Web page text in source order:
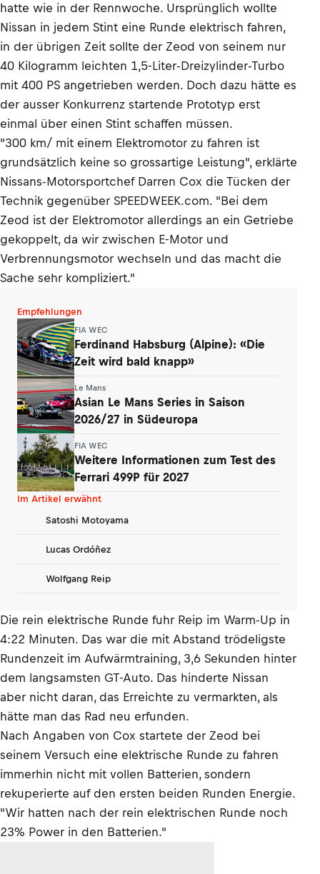
hatte wie in der Rennwoche. Ursprünglich wollte
Nissan in jedem Stint eine Runde elektrisch fahren,
in der übrigen Zeit sollte der Zeod von seinem nur
40 Kilogramm leichten 1,5-Liter-Dreizylinder-Turbo
mit 400 PS angetrieben werden. Doch dazu hätte es
der ausser Konkurrenz startende Prototyp erst
einmal über einen Stint schaffen müssen.
"300 km/ mit einem Elektromotor zu fahren ist
grundsätzlich keine so grossartige Leistung", erklärte
Nissans-Motorsportchef Darren Cox die Tücken der
Technik gegenüber SPEEDWEEK.com. "Bei dem
Zeod ist der Elektromotor allerdings an ein Getriebe
gekoppelt, da wir zwischen E-Motor und
Verbrennungsmotor wechseln und das macht die
Sache sehr kompliziert."
Empfehlungen
FIA WEC
Ferdinand Habsburg (Alpine): «Die
Zeit wird bald knapp»
Le Mans
Asian Le Mans Series in Saison
2026/27 in Südeuropa
FIA WEC
Weitere Informationen zum Test des
Ferrari 499P für 2027
Im Artikel erwähnt
Satoshi Motoyama
Lucas Ordóñez
Wolfgang Reip
Die rein elektrische Runde fuhr Reip im Warm-Up in
4:22 Minuten. Das war die mit Abstand trödeligste
Rundenzeit im Aufwärmtraining, 3,6 Sekunden hinter
dem langsamsten GT-Auto. Das hinderte Nissan
aber nicht daran, das Erreichte zu vermarkten, als
hätte man das Rad neu erfunden.
Nach Angaben von Cox startete der Zeod bei
seinem Versuch eine elektrische Runde zu fahren
immerhin nicht mit vollen Batterien, sondern
rekuperierte auf den ersten beiden Runden Energie.
"Wir hatten nach der rein elektrischen Runde noch
23% Power in den Batterien."